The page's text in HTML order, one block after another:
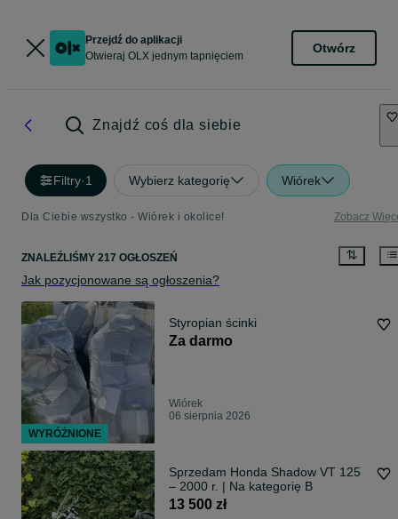
Przejdź do aplikacji
Otwieraj OLX jednym tapnięciem
Otwórz
Znajdź coś dla siebie
Filtry·1 Wybierz kategorię Wiórek
Dla Ciebie wszystko - Wiórek i okolice! Zobacz
ZNALEŹLIŚMY 217 OGŁOSZEŃ
Jak pozycjonowane są ogłoszenia?
Styropian ścinki
Za darmo
Wiórek
06 sierpnia 2026
Sprzedam Honda Shadow VT 125
– 2000 r. | Na kategorię B
13 500 zł
WYRÓŻNIONE